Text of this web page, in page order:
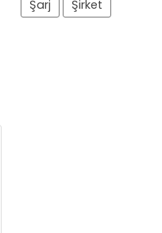
Şarj
Şirket